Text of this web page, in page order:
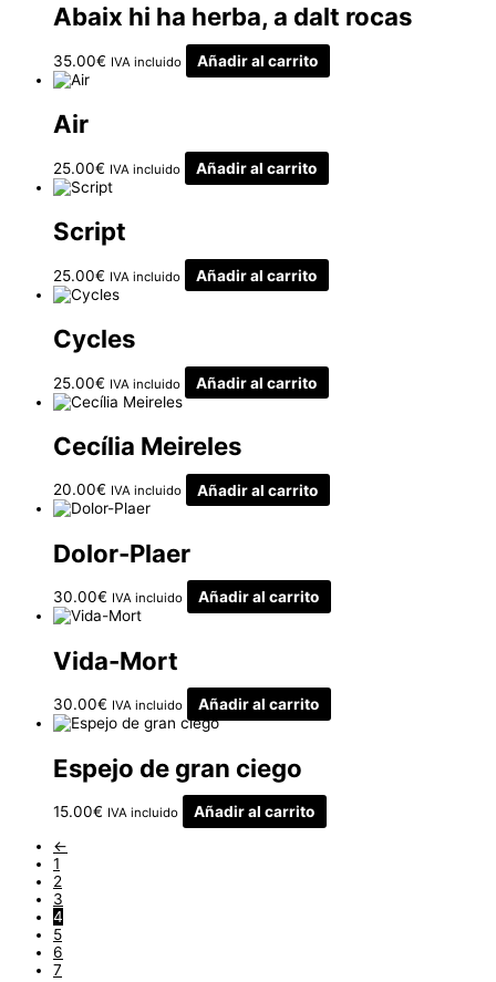
Abaix hi ha herba, a dalt rocas
35.00€ IVA incluido Añadir al carrito
Air
25.00€ IVA incluido Añadir al carrito
Script
25.00€ IVA incluido Añadir al carrito
Cycles
25.00€ IVA incluido Añadir al carrito
Cecília Meireles
20.00€ IVA incluido Añadir al carrito
Dolor-Plaer
30.00€ IVA incluido Añadir al carrito
Vida-Mort
30.00€ IVA incluido Añadir al carrito
Espejo de gran ciego
15.00€ IVA incluido
Añadir al carrito
←
1
2
3
4
5
6
7